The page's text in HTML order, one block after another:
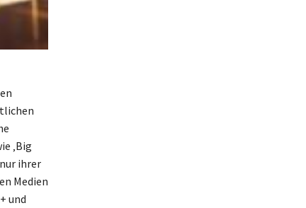
‚Big
ihrer
Medien
und